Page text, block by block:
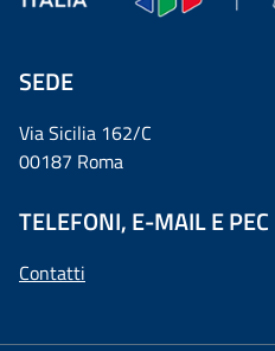
SEDE
Via Sicilia 162/C
00187 Roma
TELEFONI, E-MAIL E PEC
Contatti